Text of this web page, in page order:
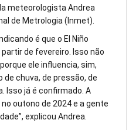
meteorologista Andrea
de Metrologia (Inmet).
é que o El Niño
de fevereiro. Isso não
ele influencia, sim,
de chuva, de pressão, de
Isso já é confirmado. A
outono de 2024 e a gente
explicou Andrea.